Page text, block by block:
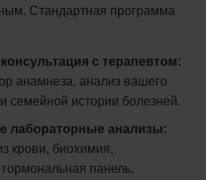
Стандартная программа
с терапевтом:
анамнеза, анализ вашего
семейной истории болезней.
лабораторные анализы:
крови, биохимия,
панель,